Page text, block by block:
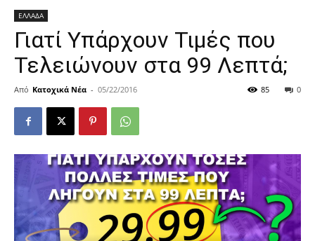
ΕΛΛΑΔΑ
Γιατί Υπάρχουν Τιμές που
Τελειώνουν στα 99 Λεπτά;
Από Κατοχικά Νέα - 05/22/2016 0
85